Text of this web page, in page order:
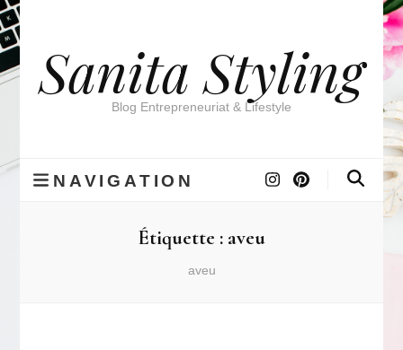
Sanita Styling
Blog Entrepreneuriat & Lifestyle
NAVIGATION
Étiquette : aveu
aveu